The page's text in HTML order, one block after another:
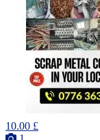
10.00 £